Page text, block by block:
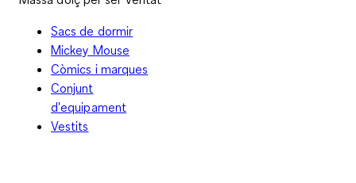
Sacs de dormir
Mickey Mouse
Còmics i marques
Conjunt
d'equipament
Vestits